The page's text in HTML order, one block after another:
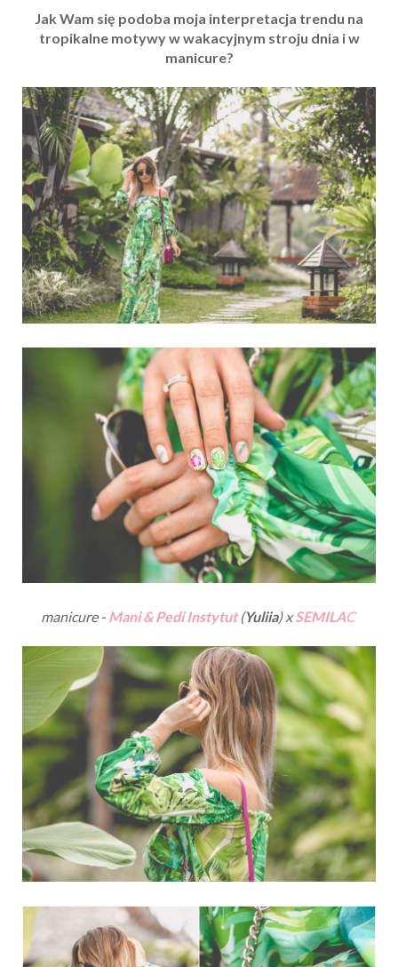
Jak Wam się podoba moja interpretacja trendu na
tropikalne motywy w wakacyjnym stroju dnia i w
manicure?
manicure - Mani & Pedi Instytut(Yuliia) xSEMILAC